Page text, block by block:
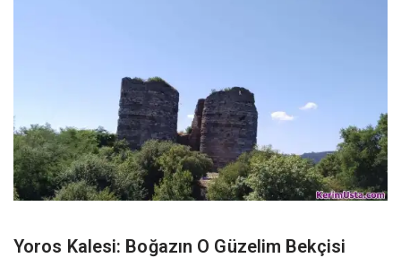
Yoros Kalesi: Boğazın O Güzelim Bekçisi